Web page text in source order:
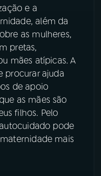
e a
além da
as mulheres,
pretas,
mães atípicas. A
procurar ajuda
de apoio
as mães são
filhos. Pelo
pode
mais